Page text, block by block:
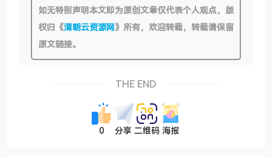
如无特别声明本文即为原创文章仅代表个人观点，版
权归《清朝云资源网》所有，欢迎转载，转载请保留
原文链接。
THE END
0 分享 二维码 海报